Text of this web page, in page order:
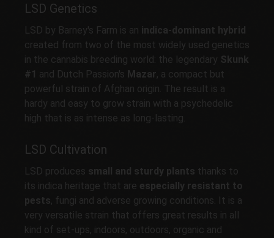
LSD Genetics
LSD by Barney's Farm is an indica-dominant hybrid
created from two of the most widely used genetics
in the cannabis breeding world: the legendary Skunk
#1 and Dutch Passion's Mazar, a compact but
powerful strain of Afghan origin. The result is a
hardy and easy to grow strain with a psychedelic
high that is as intense as long-lasting.
LSD Cultivation
LSD produces small and sturdy plants thanks to
its indica heritage that are especially resistant to
pests, fungi and adverse growing conditions. It is a
very versatile strain that offers great results in all
kind of set-ups, indoors, outdoors, organic and